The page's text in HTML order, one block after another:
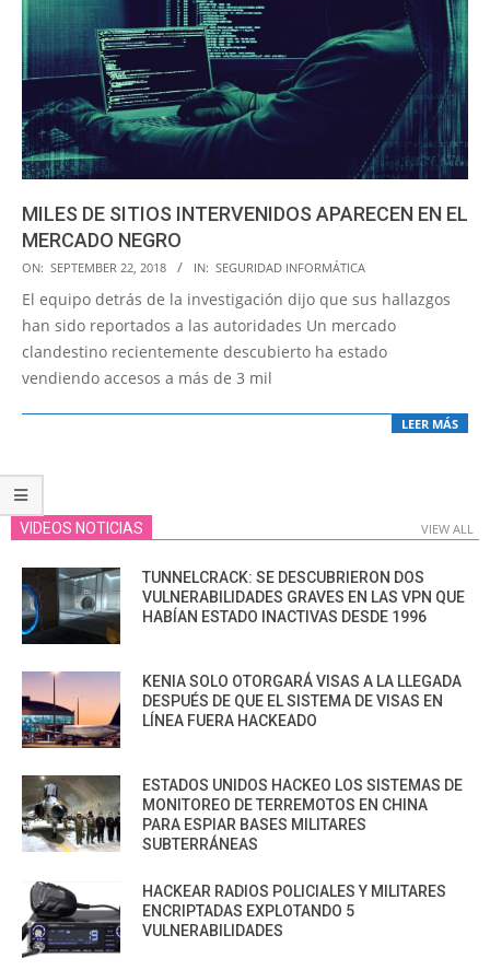
MILES DE SITIOS INTERVENIDOS APARECEN EN EL
MERCADO NEGRO
2018-
09-
22
ON: SEPTEMBER 22, 2018 IN: SEGURIDAD INFORMÁTICA
El equipo detrás de la investigación dijo que sus hallazgos
han sido reportados a las autoridades Un mercado
clandestino recientemente descubierto ha estado
vendiendo accesos a más de 3 mil
LEER MÁS
VIDEOS NOTICIAS VIEW ALL
TUNNELCRACK: SE DESCUBRIERON DOS
VULNERABILIDADES GRAVES EN LAS VPN QUE
HABÍAN ESTADO INACTIVAS DESDE 1996
KENIA SOLO OTORGARÁ VISAS A LA LLEGADA
DESPUÉS DE QUE EL SISTEMA DE VISAS EN
LÍNEA FUERA HACKEADO
ESTADOS UNIDOS HACKEO LOS SISTEMAS DE
MONITOREO DE TERREMOTOS EN CHINA
PARA ESPIAR BASES MILITARES
SUBTERRÁNEAS
HACKEAR RADIOS POLICIALES Y MILITARES
ENCRIPTADAS EXPLOTANDO 5
VULNERABILIDADES